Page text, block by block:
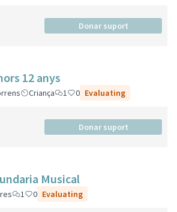
Donar suport
12 anys
Criança 1 0 Evaluating
Donar suport
Musical
1 0 Evaluating